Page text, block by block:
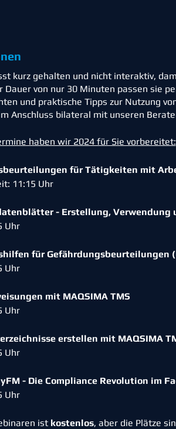
kurz gehalten und nicht interaktiv,
Dauer von nur 30 Minuten passen sie
und praktische Tipps zur Nutzung
Anschluss bilateral mit unseren
haben wir 2024 für Sie vorbereitet:
für Tätigkeiten mit
11:15 Uhr
- Erstellung, Verwendung
Uhr
für Gefährdungsbeurteilungen
Uhr
mit MAQSIMA TMS
Uhr
erstellen mit MAQSIMA
Uhr
- Die Compliance Revolution im
Uhr
ist kostenlos, aber die Plätze